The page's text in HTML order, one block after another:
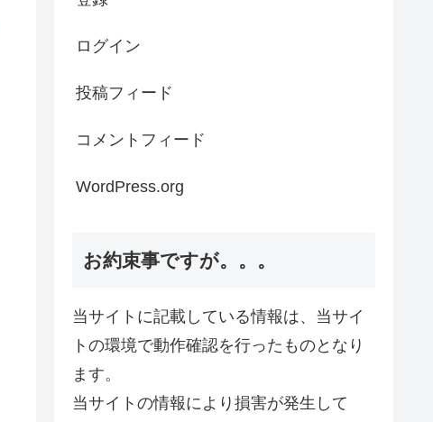
ログイン
投稿フィード
コメントフィード
WordPress.org
お約束事ですが。。。
当サイトに記載している情報は、当サイ
トの環境で動作確認を行ったものとなり
ます。
当サイトの情報により損害が発生して